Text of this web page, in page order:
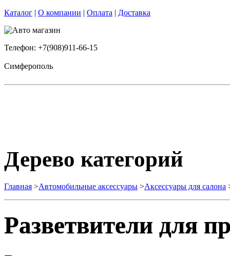
Каталог | О компании | Оплата | Доставка
Телефон: +7(908)911-66-15
Симферополь
Дерево категорий
Главная >Автомобильные аксессуары >Аксессуары для салона
Разветвители для